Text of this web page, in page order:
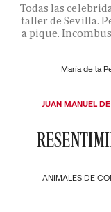
Todas las
taller de Sevilla.
a pique.
María de la
ANIMALES DE
JUAN MANUEL